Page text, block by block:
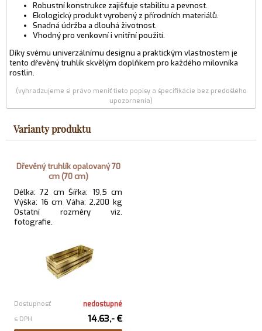
Robustní konstrukce zajišťuje stabilitu a pevnost.
Ekologický produkt vyrobený z přírodních materiálů.
Snadná údržba a dlouhá životnost.
Vhodný pro venkovní i vnitřní použití.
Díky svému univerzálnímu designu a praktickým vlastnostem je
tento dřevěný truhlík skvělým doplňkem pro každého milovníka
rostlin.
(vyhradzujeme si právo meniť tieto popisy a špecifikácie bez predošlého
upozornenia)
Varianty produktu
Dřevěný truhlík opalovaný 70
cm (70 cm)
Délka: 72 cm Šířka: 19,5 cm
Výška: 16 cm Váha: 2,200 kg
Ostatní rozměry viz.
fotografie.
Dostupnosť nedostupné
s DPH 14.63,- €